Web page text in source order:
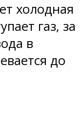
холодная
газ, за
в
до